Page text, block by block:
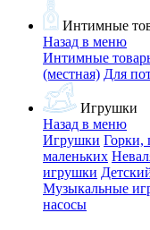
Интимные
Назад в меню
Интимные
(местная) Для
Игрушки
Назад в меню
Игрушки Горки,
маленьких
игрушки
Музыкальные
насосы